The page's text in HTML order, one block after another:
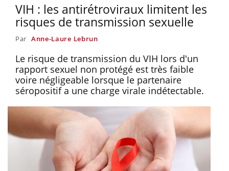
VIH : les antirétroviraux limitent les
risques de transmission sexuelle
Par Anne-Laure Lebrun
Le risque de transmission du VIH lors d'un
rapport sexuel non protégé est très faible
voire négligeable lorsque le partenaire
séropositif a une charge virale indétectable.